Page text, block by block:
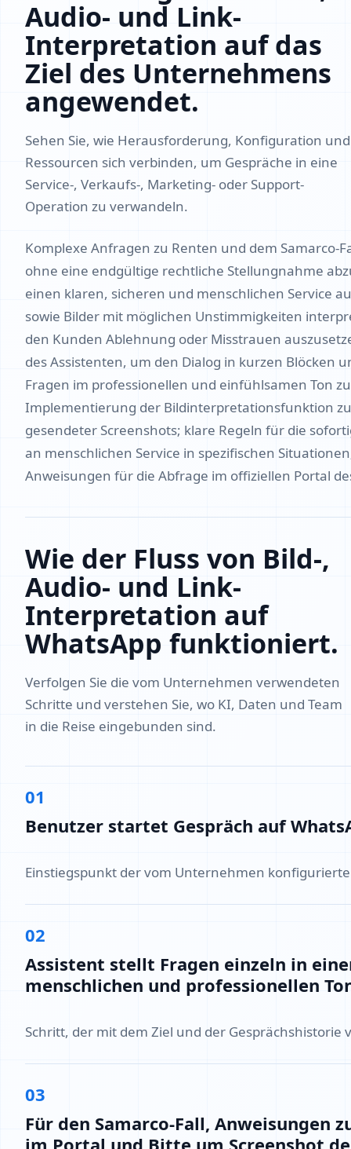
Audio- und Link-
Interpretation auf das
Ziel des Unternehmens
angewendet.
Sehen Sie, wie Herausforderung, Konfiguration und
Ressourcen sich verbinden, um Gespräche in eine
Service-, Verkaufs-, Marketing- oder Support-
Operation zu verwandeln.
Komplexe Anfragen zu Renten und dem Samarco-
ohne eine endgültige rechtliche Stellungnahme
einen klaren, sicheren und menschlichen Service
sowie Bilder mit möglichen Unstimmigkeiten
den Kunden Ablehnung oder Misstrauen
des Assistenten, um den Dialog in kurzen Blöcken
Fragen im professionellen und einfühlsamen Ton
Implementierung der Bildinterpretationsfunktion
gesendeter Screenshots; klare Regeln für die
an menschlichen Service in spezifischen
Anweisungen für die Abfrage im offiziellen Portal
Wie der Fluss von Bild-,
Audio- und Link-
Interpretation auf
WhatsApp funktioniert.
Verfolgen Sie die vom Unternehmen verwendeten
Schritte und verstehen Sie, wo KI, Daten und Team
in die Reise eingebunden sind.
01
Benutzer startet Gespräch auf
Einstiegspunkt der vom Unternehmen
02
Assistent stellt Fragen einzeln in
menschlichen und professionellen
Schritt, der mit dem Ziel und der Gesprächshistorie
03
Für den Samarco-Fall, Anweisungen
im Portal und Bitte um Screenshot